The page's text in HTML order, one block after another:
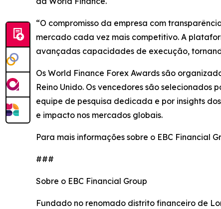
“O compromisso da empresa com
mercado cada vez mais competitivo. A
avançadas capacidades de execução,
Os World Finance Forex Awards são
Reino Unido. Os vencedores são
equipe de pesquisa dedicada e por insights
e impacto nos mercados globais.
Para mais informações sobre o EBC Financial
###
Sobre o EBC Financial Group
Fundado no renomado distrito financeiro de